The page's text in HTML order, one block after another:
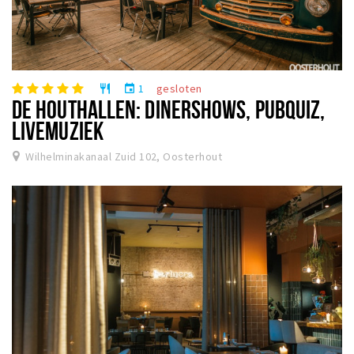
restaurant event 1 gesloten
DE HOUTHALLEN: DINERSHOWS, PUBQUIZ,
LIVEMUZIEK
Wilhelminakanaal Zuid 102, Oosterhout